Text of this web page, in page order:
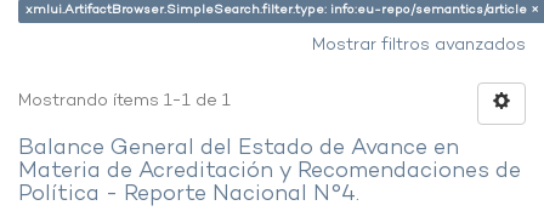
xmlui.ArtifactBrowser.SimpleSearch.filter.type: info:eu-repo/semantics/article ×
Mostrar filtros avanzados
Mostrando ítems 1-1 de 1
Balance General del Estado de Avance en
Materia de Acreditación y Recomendaciones de
Política - Reporte Nacional N°4.